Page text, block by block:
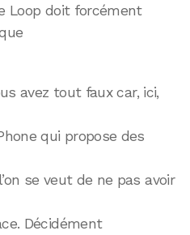
Loop doit forcément
avez tout faux car, ici,
qui propose des
se veut de ne pas avoir
Décidément